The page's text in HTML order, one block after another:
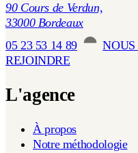
90 Cours de Verdun,
33000 Bordeaux
05 23 53 14 89
REJOINDRE
L'agence
À propos
Notre méthodologie